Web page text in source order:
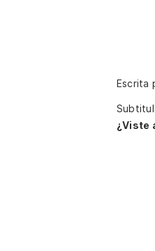
Escrita
¿Viste